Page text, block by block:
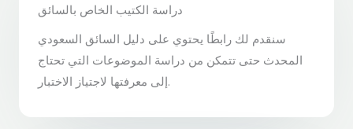
دراسة الكتيب الخاص بالسائق
سنقدم لك رابطًا يحتوي على دليل السائق السعودي
المحدث حتى تتمكن من دراسة الموضوعات التي تحتاج
إلى معرفتها لاجتياز الاختبار.